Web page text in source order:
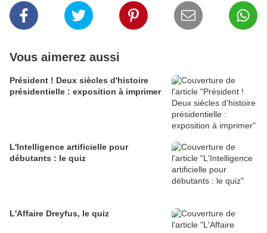
Vous aimerez aussi
Président ! Deux siècles d'histoire
présidentielle : exposition à imprimer
L'Intelligence artificielle pour
débutants : le quiz
L'Affaire Dreyfus, le quiz